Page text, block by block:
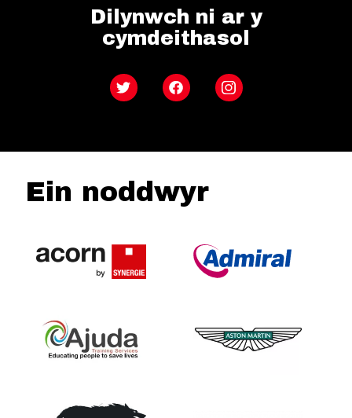
Dilynwch ni ar y
cymdeithasol
Twitter FacebookInstagram
Ein noddwyr